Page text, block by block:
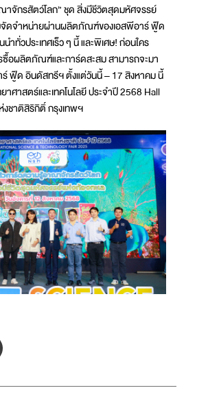
าจักรสัตว์โลก” ชุด สิ่งมีชีวิตสุดมหัศจรรย์
มจัดจำหน่ายผ่านผลิตภัณฑ์ของเอสพีอาร์ ฟู๊ด
ำทั่วประเทศเร็ว ๆ นี้ และพิเศษ! ก่อนใคร
อผลิตภัณฑ์และการ์ดสะสม สามารถจะมา
ฟู๊ด อินดัสทรีฯ ตั้งแต่วันนี้ – 17 สิงหาคม นี้
ศาสตร์และเทคโนโลยี ประจำปี 2568 Hall
ชาติสิริกิติ์ กรุงเทพฯ